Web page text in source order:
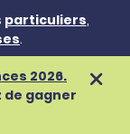
particuliers,
.
2026.
gagner